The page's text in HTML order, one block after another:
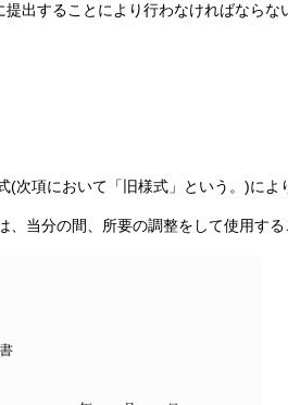
出することにより行わなければならな
(次項において「旧様式」という。)によ
当分の間、所要の調整をして使用する